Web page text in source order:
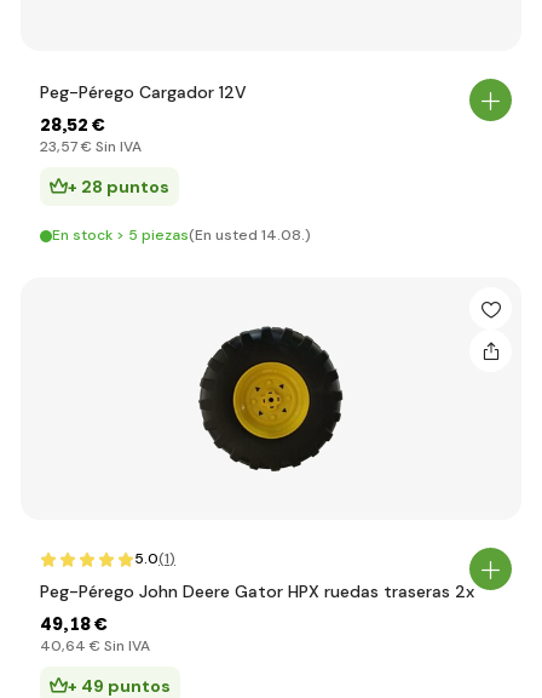
Peg-Pérego Cargador 12V
28,52 €
23,57 € Sin IVA
+ 28 puntos
En stock > 5 piezas(En usted 14.08.)
5.0(1)
Peg-Pérego John Deere Gator HPX ruedas traseras 2x
49,18 €
40,64 € Sin IVA
+ 49 puntos